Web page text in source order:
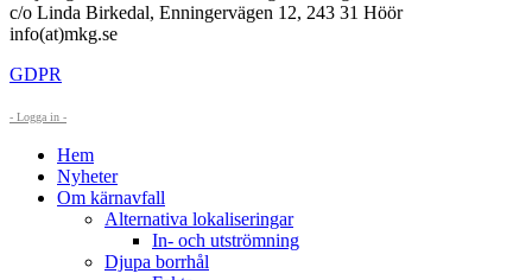
c/o Linda Birkedal, Enningervägen 12, 243 31 Höör
info(at)mkg.se
GDPR
- Logga in -
Hem
Nyheter
Om kärnavfall
Alternativa lokaliseringar
In- och utströmning
Djupa borrhål